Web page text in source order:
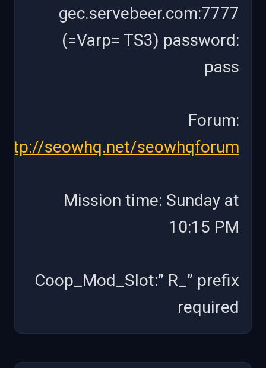
gec.servebeer.com:7777
(=Varp= TS3) password:
pass
Forum:
seowhq.net/seowhqforum
Mission time: Sunday at
10:15 PM
Coop_Mod_Slot:” R_” prefix
required